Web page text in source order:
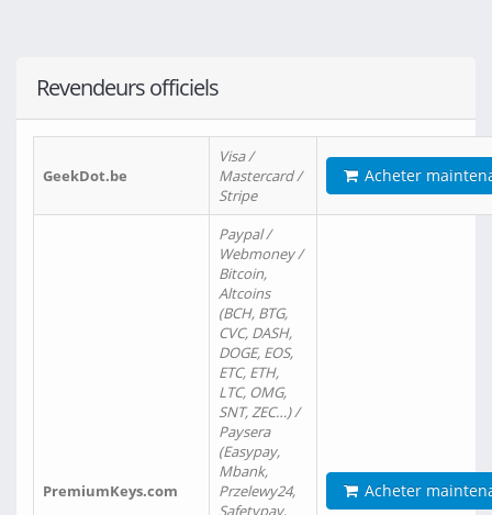
Revendeurs officiels
GeekDot.be
Visa /
Mastercard /
Stripe
Acheter
PremiumKeys.com
Paypal /
Webmoney /
Bitcoin,
Altcoins
(BCH, BTG,
CVC, DASH,
DOGE, EOS,
ETC, ETH,
LTC, OMG,
SNT, ZEC…) /
Paysera
(Easypay,
Mbank,
Przelewy24,
Safetypay,
Acheter